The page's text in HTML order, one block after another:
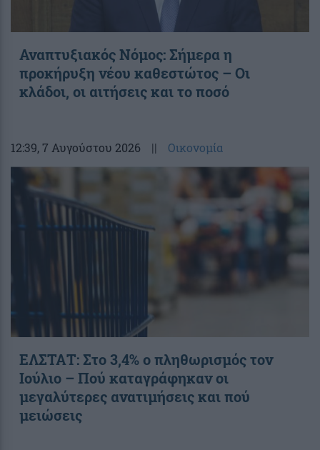
Αναπτυξιακός Νόμος: Σήμερα η
προκήρυξη νέου καθεστώτος – Οι
κλάδοι, οι αιτήσεις και το ποσό
12:39, 7 Αυγούστου 2026 || Οικονομία
ΕΛΣΤΑΤ: Στο 3,4% ο πληθωρισμός τον
Ιούλιο – Πού καταγράφηκαν οι
μεγαλύτερες ανατιμήσεις και πού
μειώσεις